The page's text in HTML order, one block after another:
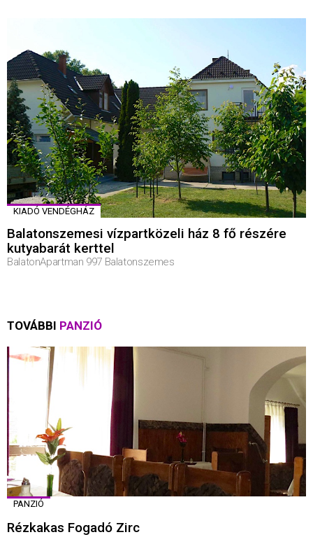
KIADÓ VENDÉGHÁZ
Balatonszemesi vízpartközeli ház 8 fő részére
kutyabarát kerttel
BalatonApartman 997 Balatonszemes
TOVÁBBI PANZIÓ
PANZIÓ
Rézkakas Fogadó Zirc